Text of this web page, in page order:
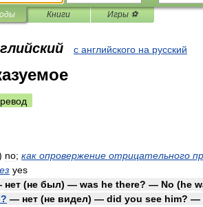
Книги Игры ⚽
с английского на русский
no; как опровержение отрицательного
yes
нет (не был) — was he there? — No (he
? — нет (не видел) — did you see him? —